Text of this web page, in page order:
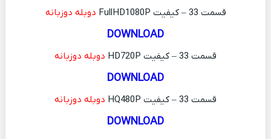
قسمت 33 – کیفیت FullHD1080P دوبله دوزبانه
DOWNLOAD
قسمت 33 – کیفیت HD720P دوبله دوزبانه
DOWNLOAD
قسمت 33 – کیفیت HQ480P دوبله دوزبانه
DOWNLOAD